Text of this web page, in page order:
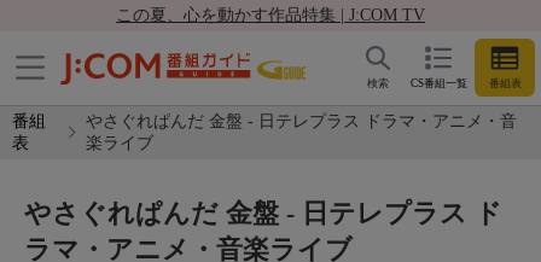
この夏、心を動かす作品特集 | J:COM TV
CS番組一覧 番組表
検索
番組
表
やさぐれぱんだ 金盤 - 日テレプラス ドラマ・アニメ・音
楽ライブ
やさぐれぱんだ 金盤 - 日テレプラス ド
ラマ・アニメ・音楽ライブ